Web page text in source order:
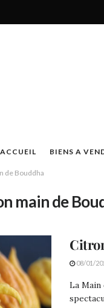
ACCUEIL BIENS A
de Bouddha
main de
08/01/
La